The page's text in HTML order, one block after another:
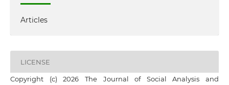
Articles
LICENSE
Copyright (c) 2026 The Journal of Social Analysis and